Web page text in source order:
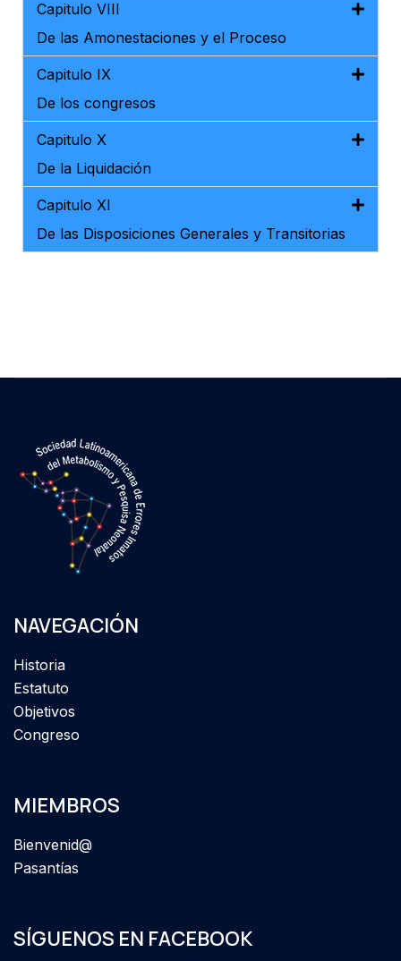
Capitulo VIII
De las Amonestaciones y el Proceso
Capitulo IX
De los congresos
Capitulo X
De la Liquidación
Capitulo XI
De las Disposiciones Generales y Transitorias
NAVEGACIÓN
Historia
Estatuto
Objetivos
Congreso
MIEMBROS
Bienvenid@
Pasantías
SÍGUENOS EN FACEBOOK